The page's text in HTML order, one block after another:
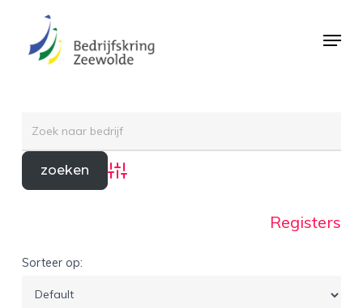
Menu
Advanced Search
Registers
Sorteer op: